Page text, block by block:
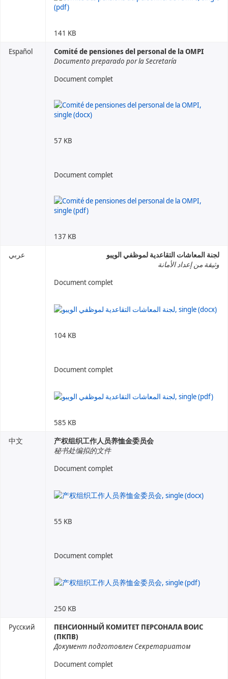
141 KB
Español
Comité de pensiones del personal de la OMPI
Documento preparado por la Secretaría
Document complet
57 KB
Document complet
137 KB
عربي
لجنة المعاشات التقاعدية لموظفي الويبو
وثيقة من إعداد الأمانة
Document complet
104 KB
Document complet
585 KB
中文
产权组织工作人员养恤金委员会
秘书处编拟的文件
Document complet
55 KB
Document complet
250 KB
Русский
ПЕНСИОННЫЙ КОМИТЕТ ПЕРСОНАЛА ВОИС
(ПКПВ)
Документ подготовлен Секретариатом
Document complet